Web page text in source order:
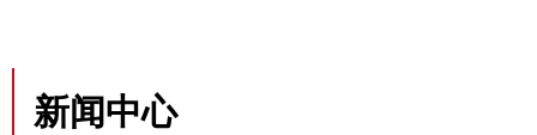
新闻中心